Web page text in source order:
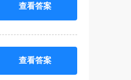
查看答案
查看答案